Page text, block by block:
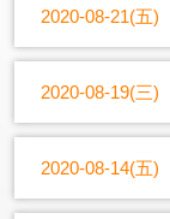
2020-08-21(五)
2020-08-19(三)
2020-08-14(五)